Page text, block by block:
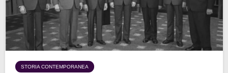
STORIA CONTEMPORANEA